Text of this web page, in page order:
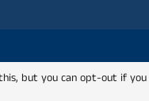
but you can opt-out if you